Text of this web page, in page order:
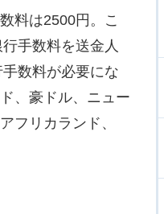
料は2500円。こ
手数料を送金人
数料が必要にな
、豪ドル、ニュー
フリカランド、